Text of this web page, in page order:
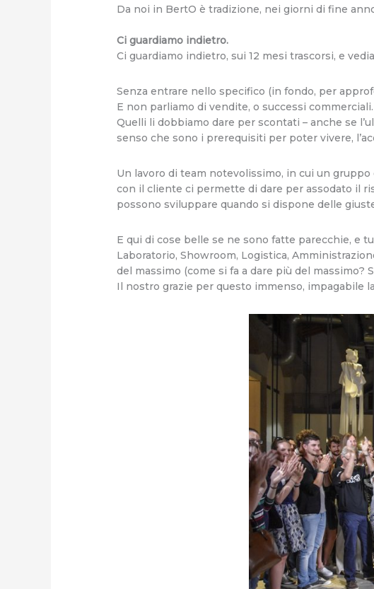
Da noi in BertO è tradizione, nei giorni di fine
Ci guardiamo indietro.
Ci guardiamo indietro, sui 12 mesi trascorsi, e
Senza entrare nello specifico (in fondo, per
E non parliamo di vendite, o successi commerciali.
Quelli li dobbiamo dare per scontati – anche se
senso che sono i prerequisiti per poter vivere,
Un lavoro di team notevolissimo, in cui un
con il cliente ci permette di dare per assodato il
possono sviluppare quando si dispone delle
E qui di cose belle se ne sono fatte parecchie, e
Laboratorio, Showroom, Logistica,
del massimo (come si fa a dare più del
Il nostro grazie per questo immenso, impagabile